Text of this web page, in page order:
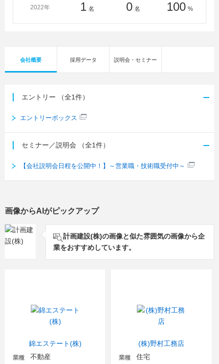
2022年 1 名 0 名 100 %
会社概要 採用データ 説明会・セミナー
エントリー （全1件）
エントリーボックス
セミナー／説明会 （全1件）
【会社説明会日程を公開中！】～営業職・技術職受付中～
画像からAIがピックアップ
計画建設(株)の画像と似た雰囲気の画像から企
業をおすすめしています。
錦エステート(株)
業種 不動産
(株)野村工務店
業種 住宅